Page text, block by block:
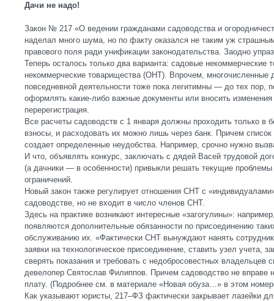
Дачи не надо!
Закон № 217 «О ведении гражданами садоводства и
наделал много шума, но по факту оказался не таким уж
правового поля ради унификации законодательства. Заодно
Теперь осталось только два варианта: садовые некоммерческие
некоммерческие товарищества (ОНТ). Впрочем, многочисленные
повседневной деятельности тоже пока легитимны — до тех пор,
оформлять какие-либо важные документы или вносить изменения
перерегистрация.
Все расчеты садоводств с 1 января должны проходить только в
взносы, и расходовать их можно лишь через банк. Причем
создает определенные неудобства. Например, срочно нужно
И что, объявлять конкурс, заключать с дядей Васей трудовой
(а дачники — в особенности) привыкли решать текущие проблемы
ограничений.
Новый закон также регулирует отношения СНТ с
садоводстве, но не входит в число членов СНТ.
Здесь на практике возникают интересные «загогулины»:
появляются дополнительные обязанности по присоединению
обслуживанию их. «Фактически СНТ вынуждают нанять
заявки на технологическое присоединение, ставить узел учета,
сверять показания и требовать с недобросовестных владельцев
девелопер Святослав Филиппов. Причем садоводство не вправе
плату. (Подробнее см. в материале «Новая обуза…» в этом
Как указывают юристы, 217–ФЗ фактически закрывает лазейки